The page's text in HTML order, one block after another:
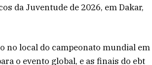
da Juventude de 2026, em Dakar,
no local do campeonato mundial em
o evento global, e as finais do ebt